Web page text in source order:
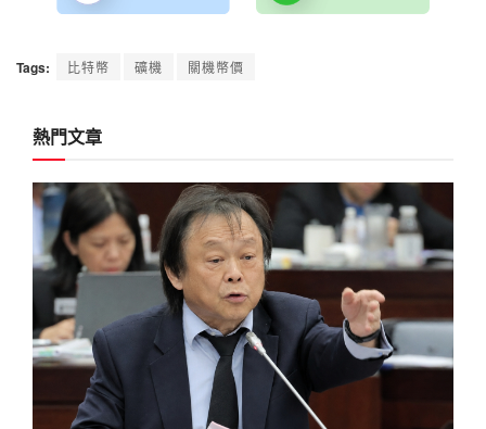
Tags: 比特幣 礦機 關機幣價
熱門文章